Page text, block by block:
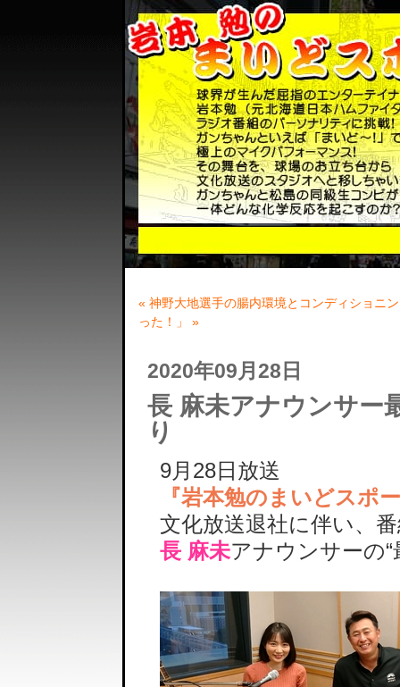
« 神野大地選手の腸内環境とコンディショニ
った！」 »
2020年09月28日
長 麻未アナウンサー
り
9月28日放送
『岩本勉のまいどスポ
文化放送退社に伴い、
長 麻未アナウンサーの“